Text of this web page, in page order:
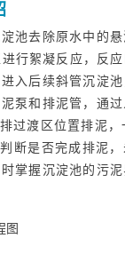
池去除原水中的
行絮凝反应，反
入后续斜管沉淀
泵和排泥管，通过
过渡区位置排泥
断是否完成排泥
掌握沉淀池的污泥
图